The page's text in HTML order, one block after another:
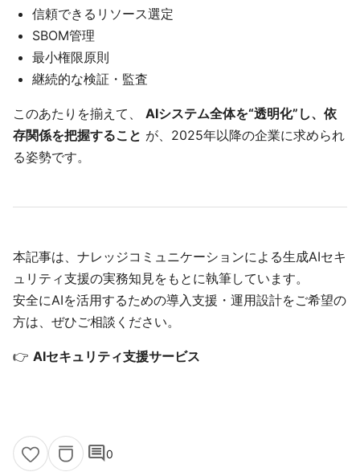
信頼できるリソース選定
SBOM管理
最小権限原則
継続的な検証・監査
このあたりを揃えて、 AIシステム全体を“透明化”し、依
存関係を把握すること が、2025年以降の企業に求められ
る姿勢です。
本記事は、ナレッジコミュニケーションによる生成AIセキ
ュリティ支援の実務知見をもとに執筆しています。
安全にAIを活用するための導入支援・運用設計をご希望の
方は、ぜひご相談ください。
👉 AIセキュリティ支援サービス
comment0